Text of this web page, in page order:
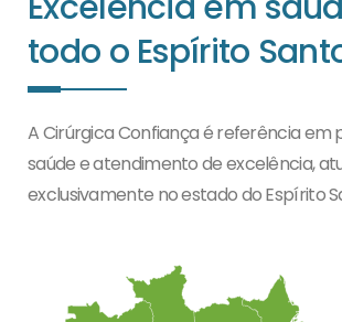
todo o Espírito
A Cirúrgica Confiança é referência em
saúde e atendimento de excelência,
exclusivamente no estado do Espírito